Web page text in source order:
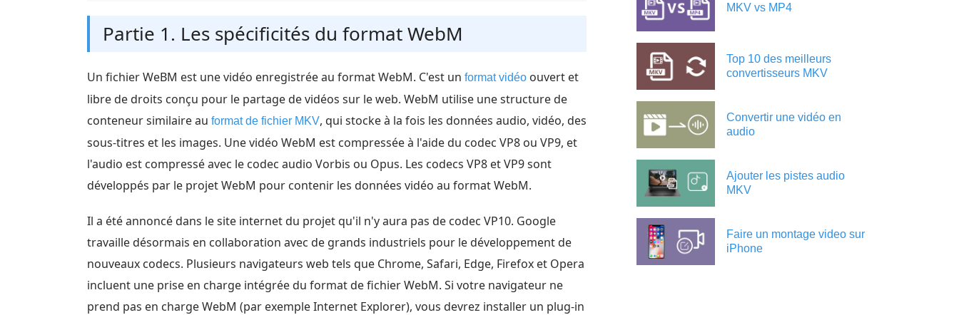
Partie 1. Les spécificités du format WebM
Un fichier WeBM est une vidéo enregistrée au format WebM. C'est un format vidéo ouvert et
libre de droits conçu pour le partage de vidéos sur le web. WebM utilise une structure de
conteneur similaire au format de fichier MKV, qui stocke à la fois les données audio, vidéo, des
sous-titres et les images. Une vidéo WebM est compressée à l'aide du codec VP8 ou VP9, et
l'audio est compressé avec le codec audio Vorbis ou Opus. Les codecs VP8 et VP9 sont
développés par le projet WebM pour contenir les données vidéo au format WebM.
Il a été annoncé dans le site internet du projet qu'il n'y aura pas de codec VP10. Google
travaille désormais en collaboration avec de grands industriels pour le développement de
nouveaux codecs. Plusieurs navigateurs web tels que Chrome, Safari, Edge, Firefox et Opera
incluent une prise en charge intégrée du format de fichier WebM. Si votre navigateur ne
prend pas en charge WebM (par exemple Internet Explorer), vous devrez installer un plug-in
MKV vs MP4
Top 10 des meilleurs
convertisseurs MKV
Convertir une vidéo en
audio
Ajouter les pistes audio
MKV
Faire un montage video sur
iPhone